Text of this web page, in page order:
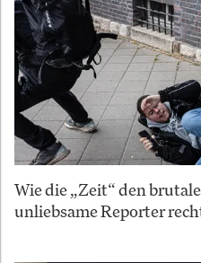
Wie die „Zeit“ den
unliebsame Reporter